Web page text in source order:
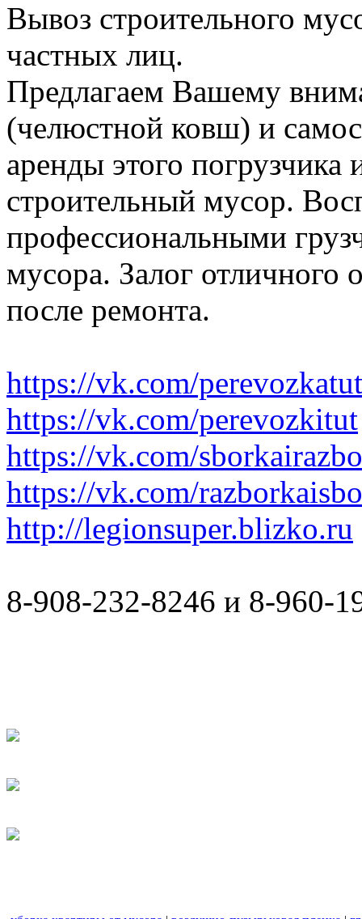
Вывоз строительного
частных лиц.
Предлагаем Вашему
(челюстной ковш) и
аренды этого
строительный мусор.
профессиональными
мусора. Залог отличного
после ремонта.
https://vk.com/perevozkatut
https://vk.com/perevozkitut
https://vk.com/
https://vk.com/
http://legionsuper.blizko.ru
8-908-232-8246 и 8-960-